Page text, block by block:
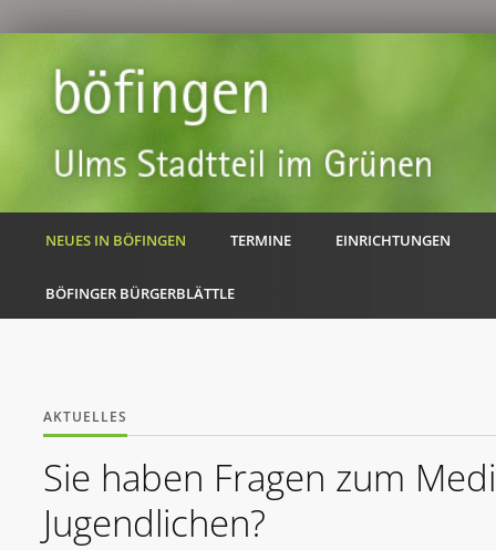
NEUES IN BÖFINGEN TERMINE EINRICHTUNGEN
BÖFINGER BÜRGERBLÄTTLE
AKTUELLES
Sie haben Fragen zum
Jugendlichen?